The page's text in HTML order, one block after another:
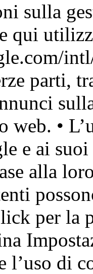
sulla
qui
parti,
web. •
e ai
alla
per la
l’uso di